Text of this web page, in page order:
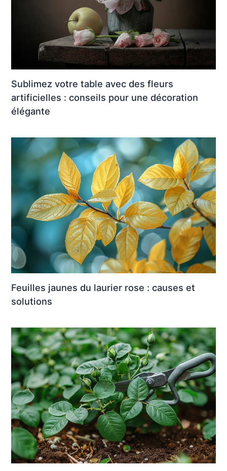
Sublimez votre table avec des fleurs
artificielles : conseils pour une décoration
élégante
Feuilles jaunes du laurier rose : causes et
solutions